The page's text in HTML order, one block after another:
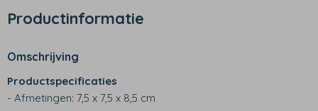
Productinformatie
Omschrijving
Productspecificaties
- Afmetingen: 7,5 x 7,5 x 8,5 cm